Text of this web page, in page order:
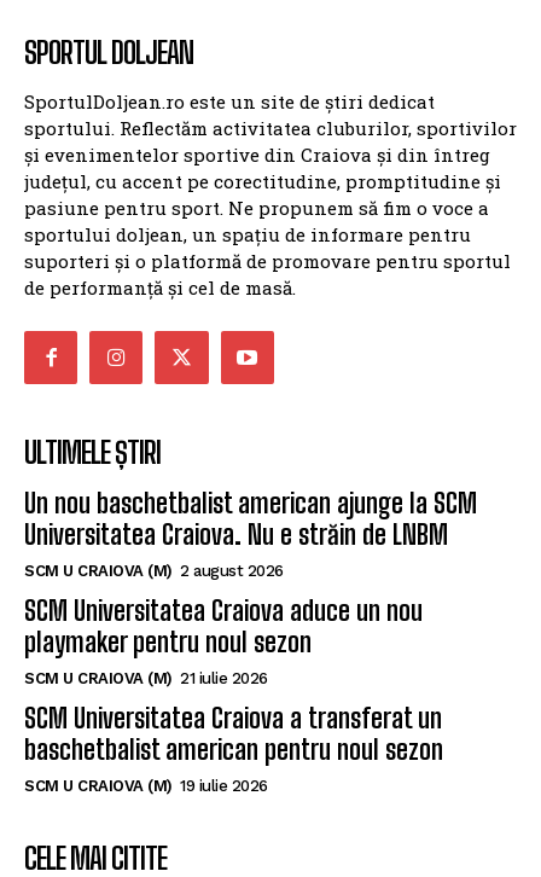
SPORTUL DOLJEAN
SportulDoljean.ro este un site de știri dedicat
sportului. Reflectăm activitatea cluburilor, sportivilor
și evenimentelor sportive din Craiova și din întreg
județul, cu accent pe corectitudine, promptitudine și
pasiune pentru sport. Ne propunem să fim o voce a
sportului doljean, un spațiu de informare pentru
suporteri și o platformă de promovare pentru sportul
de performanță și cel de masă.
ULTIMELE ȘTIRI
Un nou baschetbalist american ajunge la SCM
Universitatea Craiova. Nu e străin de LNBM
SCM U CRAIOVA (M) 2 august 2026
SCM Universitatea Craiova aduce un nou
playmaker pentru noul sezon
SCM U CRAIOVA (M) 21 iulie 2026
SCM Universitatea Craiova a transferat un
baschetbalist american pentru noul sezon
SCM U CRAIOVA (M) 19 iulie 2026
CELE MAI CITITE